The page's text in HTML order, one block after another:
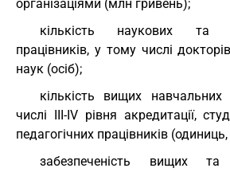
організаціями (млн гривень);
кількість наукових та
працівників, у тому числі
наук (осіб);
кількість вищих
числі III-IV рівня акредитації,
педагогічних працівників (одиниць,
забезпеченість вищих та